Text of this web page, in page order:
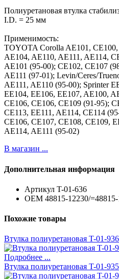
Полиуретановая втулка
I.D. = 25 мм
Применимость:
TOYOTA Corolla AE101,
AE104, AE110, AE111, AE114,
AE101 (95-00); CE102, CE107
AE111 (97-01); Levin/Ceres/
AE111, AE110 (95-00); Sprinter
EE104, EE106, EE107, AE100,
CE106, CE106, CE109 (91-95);
CE113, EE111, AE114, CE114
CE106, CE107, CE108, CE109,
AE114, AE111 (95-02)
В магазин ...
Дополнительная информация
Артикул T-01-636
ОЕМ 48815-12230/
Похожие товары
Втулка полиуретановая T-01-
Подробнее ...
Втулка полиуретановая T-01-